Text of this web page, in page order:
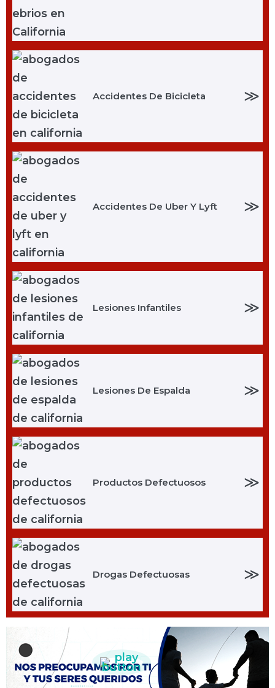
Accidentes De Bicicleta ≫
Accidentes De Uber Y Lyft ≫
Lesiones Infantiles ≫
Lesiones De Espalda ≫
Productos Defectuosos ≫
Drogas Defectuosas ≫